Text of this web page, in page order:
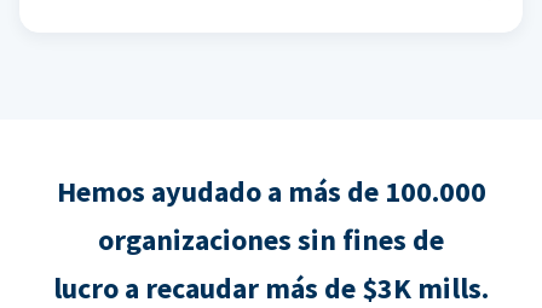
Hemos ayudado a más de 100.000
organizaciones sin fines de
lucro a recaudar más de $3K mills.